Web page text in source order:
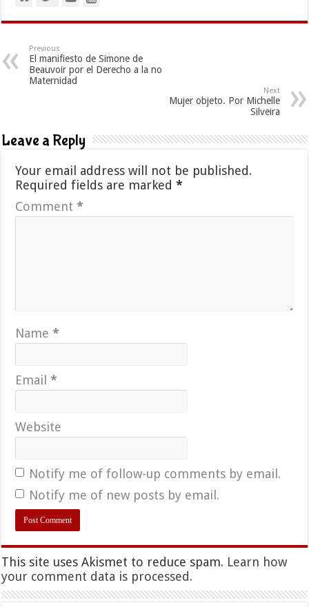
Previous
El manifiesto de Simone de
Beauvoir por el Derecho a la no
Maternidad
Next
Mujer objeto. Por Michelle
Silveira
Leave a Reply
Your email address will not be published.
Required fields are marked*
Comment*
Name*
Email*
Website
Notify me of follow-up comments by email.
Notify me of new posts by email.
This site uses Akismet to reduce spam. Learn how
your comment data is processed.